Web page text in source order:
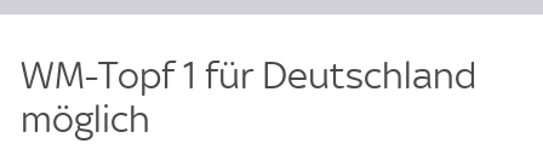
WM-Topf 1 für Deutschland
möglich